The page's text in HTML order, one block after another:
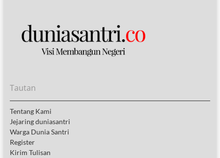
Tautan
Tentang Kami
Jejaring duniasantri
Warga Dunia Santri
Register
Kirim Tulisan